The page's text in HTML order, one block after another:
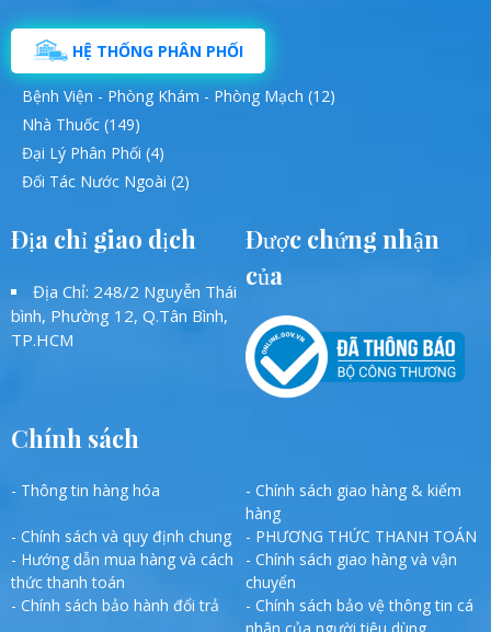
HỆ THỐNG PHÂN PHỐI
Bệnh Viện - Phòng Khám - Phòng Mạch (12)
Nhà Thuốc (149)
Đại Lý Phân Phối (4)
Đối Tác Nước Ngoài (2)
Địa chỉ giao dịch
Địa Chỉ: 248/2 Nguyễn Thái
bình, Phường 12, Q.Tân Bình,
TP.HCM
Được chứng nhận
của
Chính sách
- Thông tin hàng hóa
- Chính sách giao hàng & kiểm
hàng
- Chính sách và quy định chung
- PHƯƠNG THỨC THANH TOÁN
- Hướng dẫn mua hàng và cách
thức thanh toán
- Chính sách giao hàng và vận
chuyển
- Chính sách bảo hành đổi trả
- Chính sách bảo vệ thông tin cá
nhân của người tiêu dùng